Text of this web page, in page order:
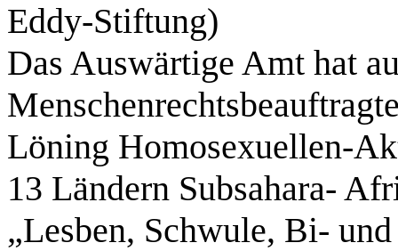
Eddy-Stiftung)
Das Auswärtige Amt hat
Löning Homosexuellen-
13 Ländern Subsahara-
„Lesben, Schwule, Bi-